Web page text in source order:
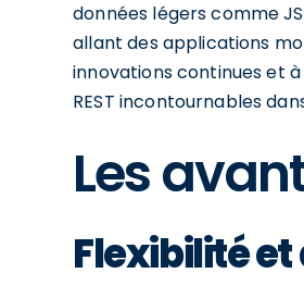
données légers comme
allant des applications
innovations continues et
REST incontournables
Les
Flexibilité et